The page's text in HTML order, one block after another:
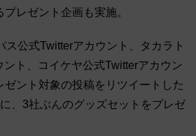
レゼント企画も実施。
ス公式Twitterアカウント、タカラト
ント、コイケヤ公式Twitterアカウン
ゼント対象の投稿をリツイートした
、3社ぶんのグッズセットをプレゼ